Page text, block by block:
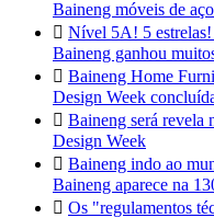
Baineng móveis de
 Nível 5A! 5
Baineng ganhou
 Baineng Home
Design Week
 Baineng será revela
Design Week
 Baineng indo ao
Baineng aparece na
 Os "regulamentos